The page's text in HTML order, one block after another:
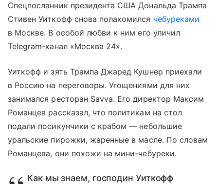
Спецпосланник президента США Дональда Трампа
Стивен Уиткофф снова полакомился чебуреками
в Москве. В особой любви к ним его уличил
Telegram-канал «Москва 24».
Уиткофф и зять Трампа Джаред Кушнер приехали
в Россию на переговоры. Угощениями для них
занимался ресторан Savva. Его директор Максим
Романцев рассказал, что политикам на стол
подали посикунчики с крабом — небольшие
уральские пирожки, жаренные в масле. По словам
Романцева, они похожи на мини-чебуреки.
Как мы знаем, господин Уиткофф